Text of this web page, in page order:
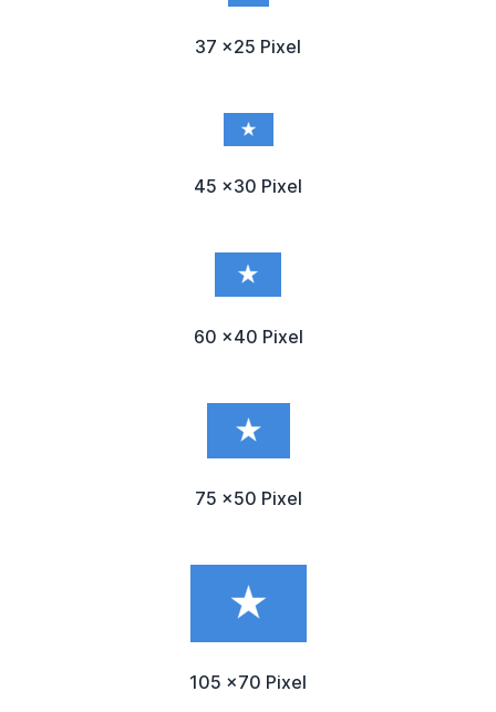
37 x25 Pixel
45 x30 Pixel
60 x40 Pixel
75 x50 Pixel
105 x70 Pixel